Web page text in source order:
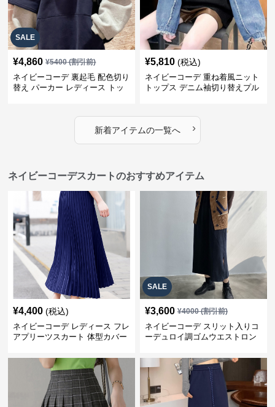
SALE
¥4,860 ¥5400(割引前)
ネイビーコーデ 裏起毛 配色切り
替え パーカー レディース トッ
¥5,810 (税込)
ネイビーコーデ 重ね着風ニット
トップス デニム袖切り替えプル
新着アイテムの一覧へ ›
ネイビーコーデスカートのおすすめアイテム
¥4,400 (税込)
ネイビーコーデ レディース フレ
アプリーツスカート 体型カバー
ト
SALE
¥3,600 ¥4000(割引前)
ネイビーコーデ スリット入りコ
ーデュロイ調ゴムウエストロン